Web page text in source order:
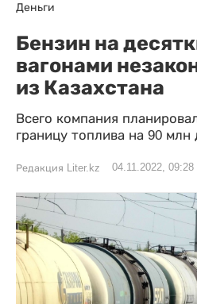
Деньги
Бензин на
вагонами
из Казахстана
Всего компания
границу топлива на 90 млн
Редакция Liter.kz 04.11.2022, 09:28